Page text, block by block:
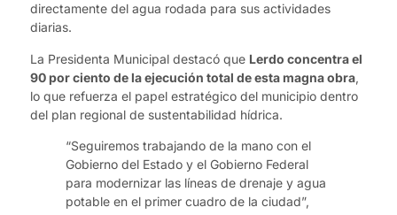
directamente del agua rodada para sus actividades
diarias.
La Presidenta Municipal destacó que Lerdo concentra el
90 por ciento de la ejecución total de esta magna obra,
lo que refuerza el papel estratégico del municipio dentro
del plan regional de sustentabilidad hídrica.
“Seguiremos trabajando de la mano con el
Gobierno del Estado y el Gobierno Federal
para modernizar las líneas de drenaje y agua
potable en el primer cuadro de la ciudad”,